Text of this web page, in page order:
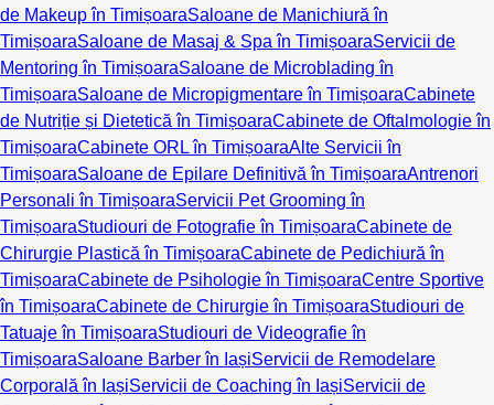
de Makeup în TimișoaraSaloane de Manichiură în
TimișoaraSaloane de Masaj & Spa în TimișoaraServicii de
Mentoring în TimișoaraSaloane de Microblading în
TimișoaraSaloane de Micropigmentare în TimișoaraCabinete
de Nutriție și Dietetică în TimișoaraCabinete de Oftalmologie în
TimișoaraCabinete ORL în TimișoaraAlte Servicii în
TimișoaraSaloane de Epilare Definitivă în TimișoaraAntrenori
Personali în TimișoaraServicii Pet Grooming în
TimișoaraStudiouri de Fotografie în TimișoaraCabinete de
Chirurgie Plastică în TimișoaraCabinete de Pedichiură în
TimișoaraCabinete de Psihologie în TimișoaraCentre Sportive
în TimișoaraCabinete de Chirurgie în TimișoaraStudiouri de
Tatuaje în TimișoaraStudiouri de Videografie în
TimișoaraSaloane Barber în IașiServicii de Remodelare
Corporală în IașiServicii de Coaching în IașiServicii de